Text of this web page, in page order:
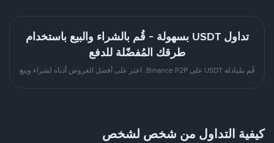
تداول USDT بسهولة - قُم بالشراء والبيع باستخدام
طرقك المُفضّلة للدفع
قُم بمُبادلة USDT على Binance P2P. اعثر على أفضل العروض أدناه لشراء وبيع
كيفية التداول من شخص لشخص